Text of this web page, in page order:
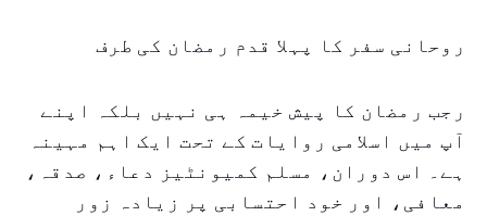
روحانی سفر کا پہلا قدم رمضان کی طرف
رجب رمضان کا پیش خیمہ ہی نہیں بلکہ اپنے
آپ میں اسلامی روایات کے تحت ایک اہم مہینہ
ہے۔ اس دوران، مسلم کمیونٹیز دعاء، صدقہ،
معافی، اور خود احتسابی پر زیادہ زور